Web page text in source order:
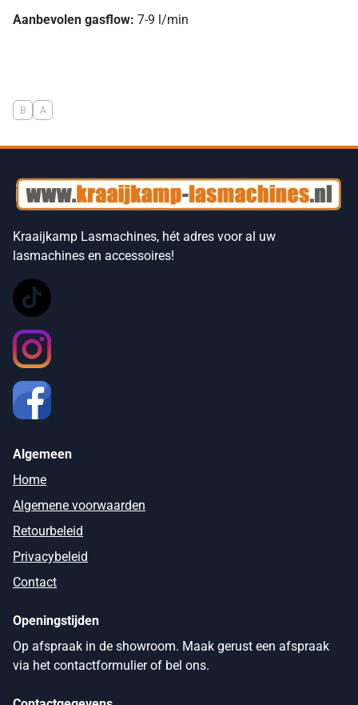
Aanbevolen gasflow: 7-9 l/min
B A
Kraaijkamp Lasmachines, hét adres voor al uw
lasmachines en accessoires!
Algemeen
Home
Algemene voorwaarden
Retourbeleid
Privacybeleid
Contact
Openingstijden
Op afspraak in de showroom. Maak gerust een afspraak
via het contactformulier of bel ons.